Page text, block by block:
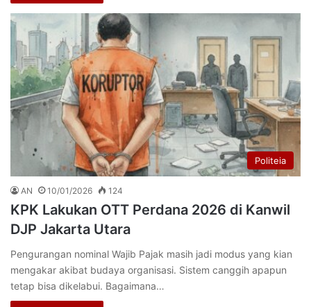
Politeia
AN 10/01/2026 124
KPK Lakukan OTT Perdana 2026 di Kanwil
DJP Jakarta Utara
Pengurangan nominal Wajib Pajak masih jadi modus yang kian
mengakar akibat budaya organisasi. Sistem canggih apapun
tetap bisa dikelabui. Bagaimana…